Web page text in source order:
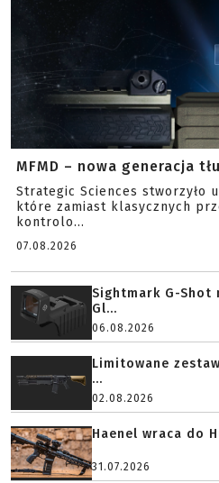
MFMD – nowa generacja
Strategic Sciences stworzyło
które zamiast klasycznych
kontrolo...
07.08.2026
Sightmark G-
Gl...
06.08.2026
Limitowane
...
02.08.2026
Haenel wraca do
31.07.2026